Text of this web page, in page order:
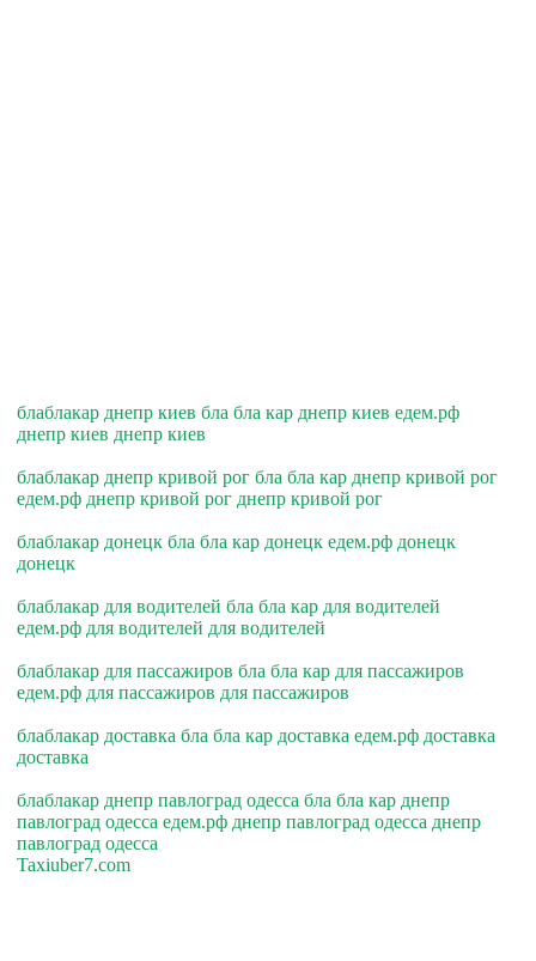
блаблакар днепр киев бла бла кар днепр киев едем.рф
днепр киев днепр киев
блаблакар днепр кривой рог бла бла кар днепр кривой рог
едем.рф днепр кривой рог днепр кривой рог
блаблакар донецк бла бла кар донецк едем.рф донецк
донецк
блаблакар для водителей бла бла кар для водителей
едем.рф для водителей для водителей
блаблакар для пассажиров бла бла кар для пассажиров
едем.рф для пассажиров для пассажиров
блаблакар доставка бла бла кар доставка едем.рф доставка
доставка
блаблакар днепр павлоград одесса бла бла кар днепр
павлоград одесса едем.рф днепр павлоград одесса днепр
павлоград одесса
Taxiuber7.com